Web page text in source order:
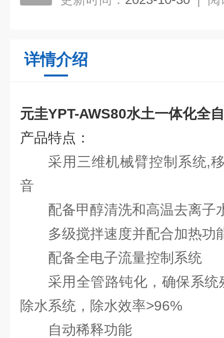
详情介绍
元圭YPT-AWS80水土一体化全
产品特点：
采用三维机械臂控制系统,
音
配备甲醇清洗和高温去离子
多级搅拌速度并配合加热功
配备全电子流量控制系统
采用全管路钝化，确保系
除水系统，除水效率>96%
自动稀释功能